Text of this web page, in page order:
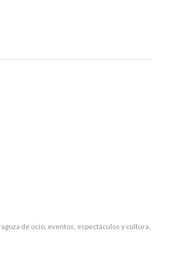
de ocio, eventos, espectáculos y cultura.